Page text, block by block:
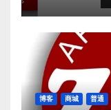
博客 商城 普通